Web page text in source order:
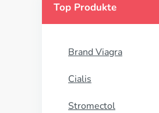
Top Produkte
Brand Viagra
Cialis
Stromectol